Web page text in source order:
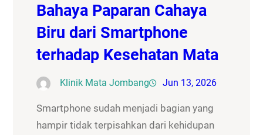
Bahaya Paparan Cahaya
Biru dari Smartphone
terhadap Kesehatan Mata
Klinik Mata Jombang Jun 13, 2026
Smartphone sudah menjadi bagian yang
hampir tidak terpisahkan dari kehidupan